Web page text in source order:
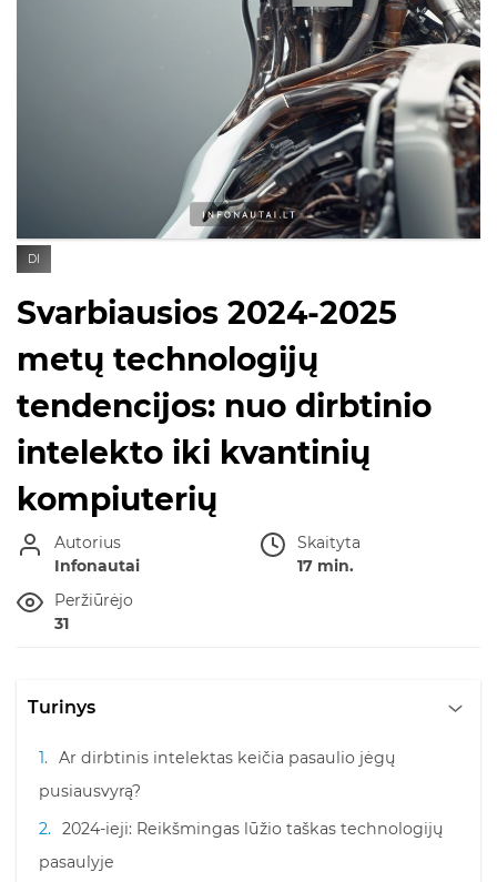
DI
Svarbiausios 2024-2025
metų technologijų
tendencijos: nuo dirbtinio
intelekto iki kvantinių
kompiuterių
Autorius
Infonautai
Skaityta
17 min.
Peržiūrėjo
31
Turinys
Ar dirbtinis intelektas keičia pasaulio jėgų
pusiausvyrą?
2024-ieji: Reikšmingas lūžio taškas technologijų
pasaulyje